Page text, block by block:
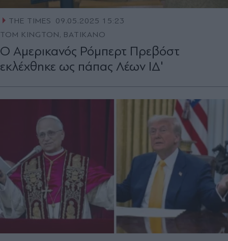
THE TIMES
09.05.2025 15:23
TOM KINGTON, ΒΑΤΙΚΑΝΟ
O Αμερικανός Ρόμπερτ Πρεβόστ
εκλέχθηκε ως πάπας Λέων ΙΔ'